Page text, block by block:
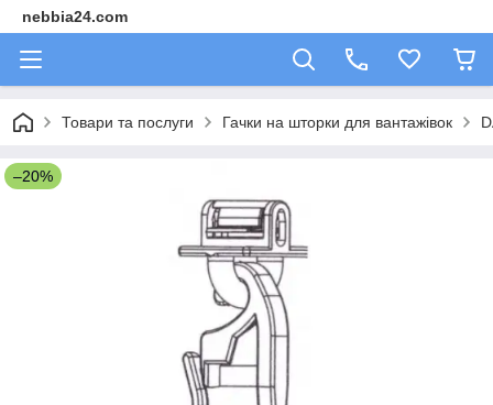
nebbia24.com
Товари та послуги Гачки на шторки для вантажівок
–20%